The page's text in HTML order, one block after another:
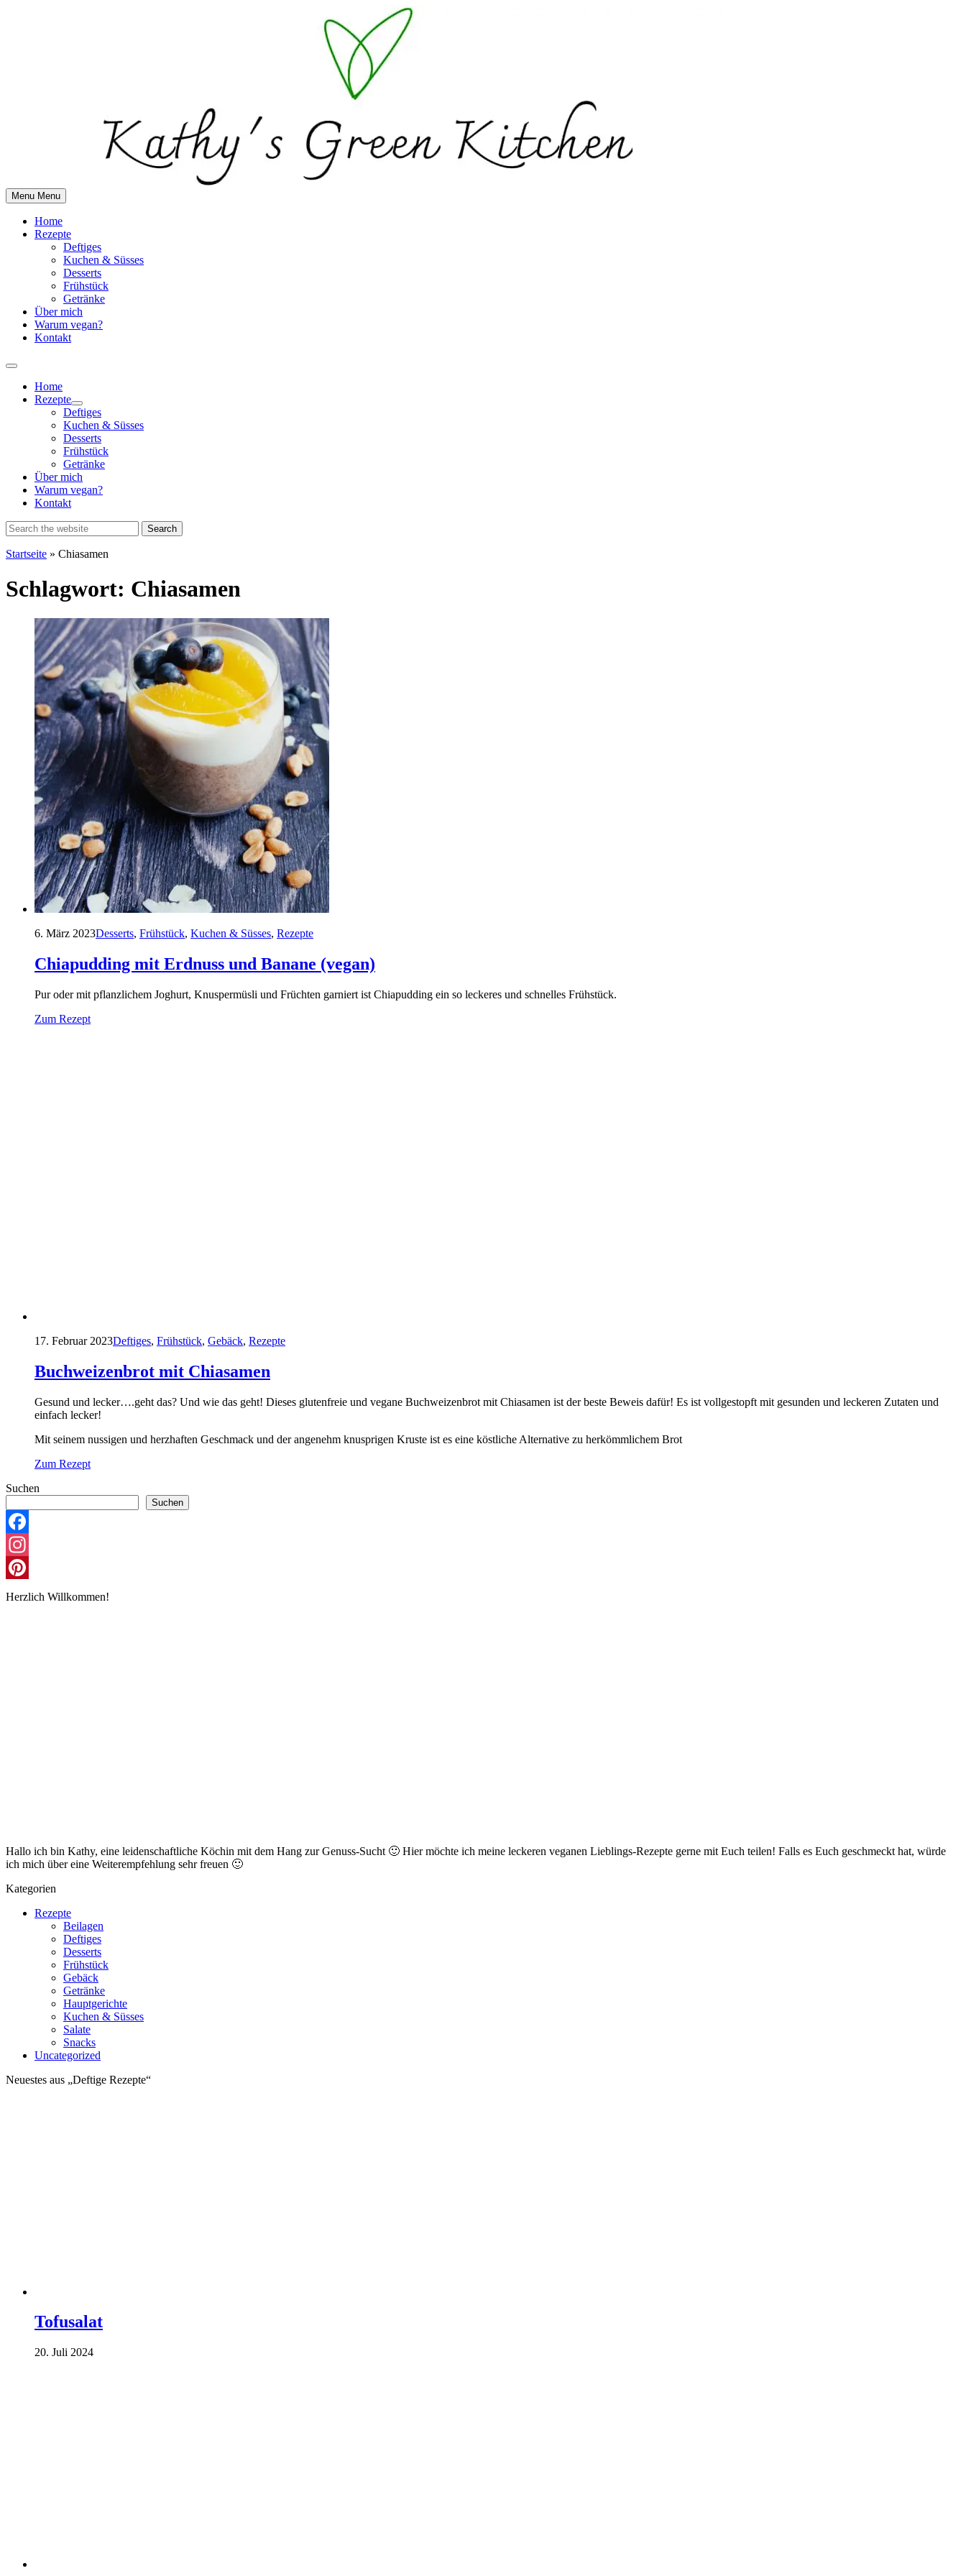
Menu Menu
Home
Rezepte
Deftiges
Kuchen & Süsses
Desserts
Frühstück
Getränke
Über mich
Warum vegan?
Kontakt
Home
Rezepte
Show
sub
menu
Deftiges
Kuchen & Süsses
Desserts
Frühstück
Getränke
Über mich
Warum vegan?
Kontakt
Startseite » Chiasamen
Schlagwort: Chiasamen
6. März 2023Desserts, Frühstück, Kuchen & Süsses, Rezepte
Chiapudding mit Erdnuss und Banane (vegan)
Pur oder mit pflanzlichem Joghurt, Knuspermüsli und Früchten garniert ist Chiapudding ein so leckeres und schnelles Frühstück.
Zum Rezept
17. Februar 2023Deftiges, Frühstück, Gebäck, Rezepte
Buchweizenbrot mit Chiasamen
Gesund und lecker….geht das? Und wie das geht! Dieses glutenfreie und vegane Buchweizenbrot mit Chiasamen ist der beste Beweis dafür! Es ist vollgestopft mit gesunden und leckeren Zutaten und
einfach lecker!
Mit seinem nussigen und herzhaften Geschmack und der angenehm knusprigen Kruste ist es eine köstliche Alternative zu herkömmlichem Brot
Zum Rezept
Suchen
Suchen
Facebook
Instagram
Pinterest
Herzlich Willkommen!
Hallo ich bin Kathy, eine leidenschaftliche Köchin mit dem Hang zur Genuss-Sucht 🙂 Hier möchte ich meine leckeren veganen Lieblings-Rezepte gerne mit Euch teilen! Falls es Euch geschmeckt hat, würde
ich mich über eine Weiterempfehlung sehr freuen 🙂
Kategorien
Rezepte
Beilagen
Deftiges
Desserts
Frühstück
Gebäck
Getränke
Hauptgerichte
Kuchen & Süsses
Salate
Snacks
Uncategorized
Neuestes aus „Deftige Rezepte“
Tofusalat
20. Juli 2024